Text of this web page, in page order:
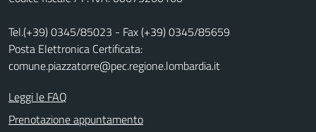
Tel.(+39) 0345/85023 - Fax (+39) 0345/85659
Posta Elettronica Certificata:
comune.piazzatorre@pec.regione.lombardia.it
Leggi le FAQ
Prenotazione appuntamento